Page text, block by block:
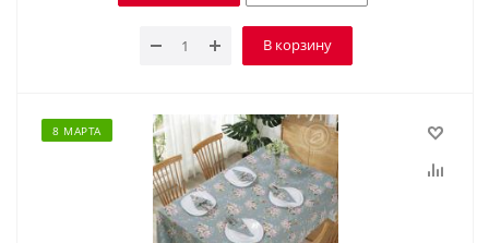
В корзину
8 МАРТА